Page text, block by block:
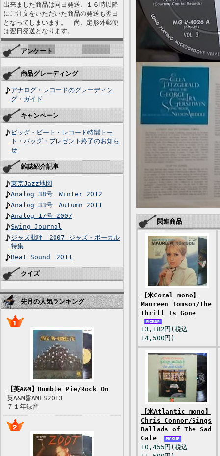
出来ました商品は同日発送、１６時以降
にご注文をいただいた商品の発送も翌日
となってしまいます。 尚、定形外郵便
は翌日発送となります。
アンケート
商品グレーディング
アナログ・レコードのグレーディン
グ・ガイド
キャンペーン
ビッグ・ビート・レコード特製トー
ト・バッグ・プレゼント終了のお知ら
せ
雑誌紹介記事
東京Jazz地図
Analog 38号 Winter 2012
Analog 33号 Autumn 2011
Analog 17号 2007
Swing Journal
ジャズ批評 2007 ジャズ・ボーカル
特集
Beat Sound 2011
クイズ
先月の人気ランキング
【英A&M】Humble Pie/Rock On
英A&M盤AMLS2013
７１年録音
関連商品
【米Coral mono】
Maureen Tomson/The
Thrill Is Gone
13,182円(税込
14,500円)
【米Atlantic mono】
Chris Connor/Sings
Ballads of The Sad
Cafe
10,455円(税込